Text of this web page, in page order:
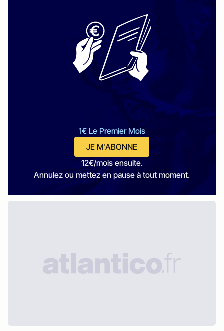
1€ Le Premier Mois
JE M'ABONNE
12€/mois ensuite.
Annulez ou mettez en pause à tout moment.